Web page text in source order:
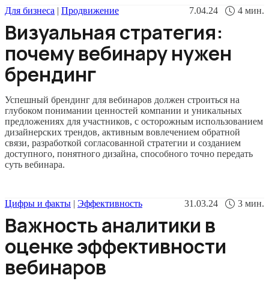
Для бизнеса | Продвижение 7.04.24 4 мин.
Визуальная стратегия:
почему вебинару нужен
брендинг
Успешный брендинг для вебинаров должен строиться на
глубоком понимании ценностей компании и уникальных
предложениях для участников, с осторожным использованием
дизайнерских трендов, активным вовлечением обратной
связи, разработкой согласованной стратегии и созданием
доступного, понятного дизайна, способного точно передать
суть вебинара.
Цифры и факты | Эффективность 31.03.24 3 мин.
Важность аналитики в
оценке эффективности
вебинаров